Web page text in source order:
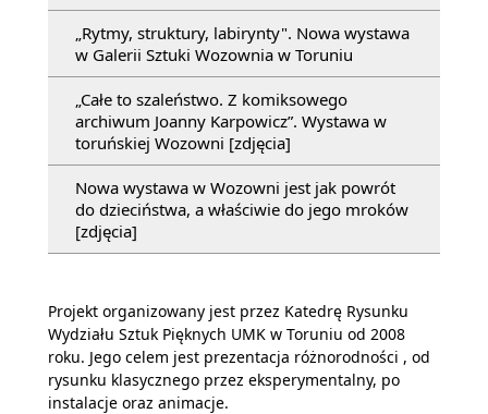
„Rytmy, struktury, labirynty". Nowa wystawa
w Galerii Sztuki Wozownia w Toruniu
„Całe to szaleństwo. Z komiksowego
archiwum Joanny Karpowicz”. Wystawa w
toruńskiej Wozowni [zdjęcia]
Nowa wystawa w Wozowni jest jak powrót
do dzieciństwa, a właściwie do jego mroków
[zdjęcia]
Projekt organizowany jest przez Katedrę Rysunku
Wydziału Sztuk Pięknych UMK w Toruniu od 2008
roku. Jego celem jest prezentacja różnorodności , od
rysunku klasycznego przez eksperymentalny, po
instalacje oraz animacje.